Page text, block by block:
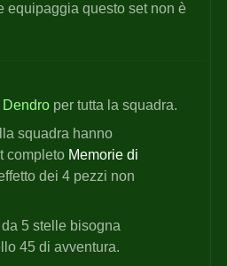
equipaggia questo set non è
Dendro per tutta la squadra.
squadra hanno
completo Memorie di
dei 4 pezzi non
5 stelle bisogna
45 di avventura.